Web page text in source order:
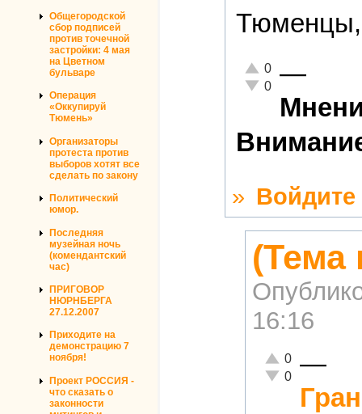
Общегородской
сбор подписей
против точечной
застройки: 4 мая
на Цветном
бульваре
Операция
«Оккупируй
Тюмень»
Организаторы
протеста против
выборов хотят все
сделать по закону
Политический
юмор.
Последняя
музейная ночь
(комендантский
час)
ПРИГОВОР
НЮРНБЕРГА
27.12.2007
Приходите на
демонстрацию 7
ноября!
Проект РОССИЯ -
что сказать о
законности
Тюменцы,
Отлично!
0
Неадекватно!
0 —
» Войдите
(Тема
16:16
Отлично!
0
Неадекватно!
0 —